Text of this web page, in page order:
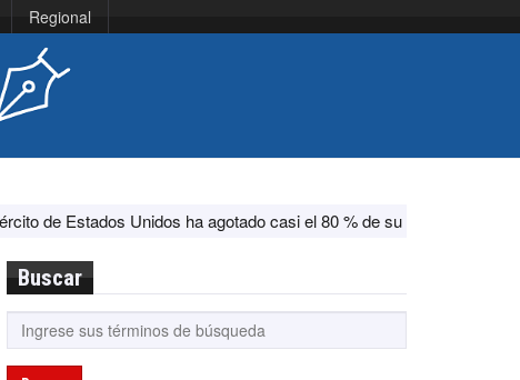
Regional
Unidos ha agotado casi el 80 % de su sistema antimisiles,
Buscar